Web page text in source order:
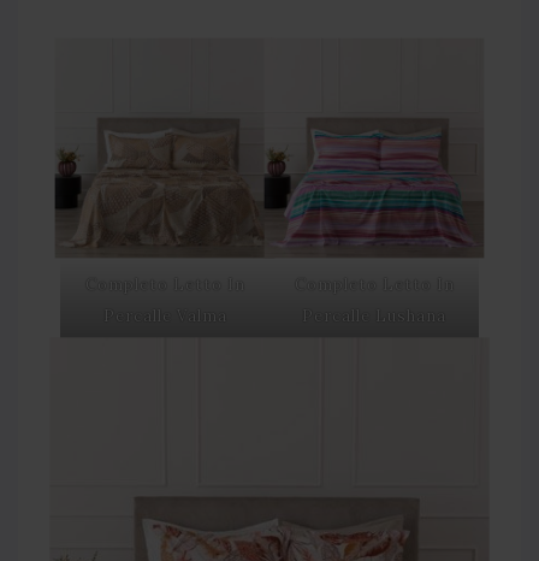
Percalle Valma
Percalle Lushana